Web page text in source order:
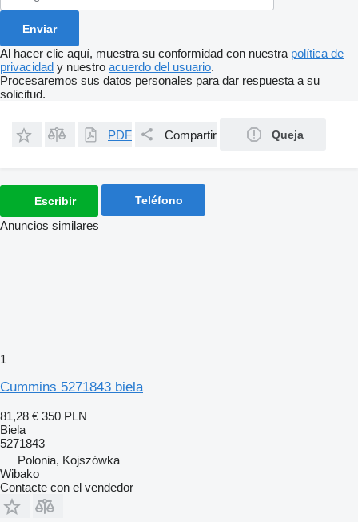
Al hacer clic aquí, muestra su conformidad con nuestra política de
privacidad y nuestro acuerdo del usuario.
Procesaremos sus datos personales para dar respuesta a su
solicitud.
PDF Compartir Queja
Escribir Teléfono
Anuncios similares
1
Cummins 5271843 biela
81,28 € 350 PLN
Biela
5271843
Polonia, Kojszówka
Wibako
Contacte con el vendedor